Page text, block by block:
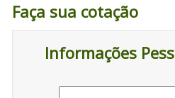
Faça sua cotação
Informações